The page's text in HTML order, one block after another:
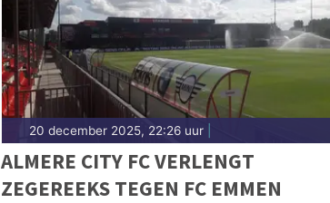
20 december 2025, 22:26 uur|
ALMERE CITY FC VERLENGT
ZEGEREEKS TEGEN FC EMMEN